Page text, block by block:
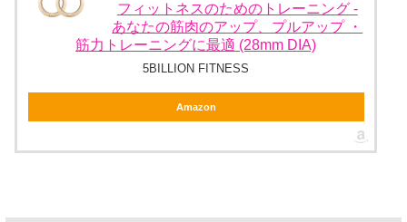
フィットネスのためのトレーニング -
あなたの筋肉のアップ、プルアップ ・
筋力トレーニングに最適 (28mm DIA)
5BILLION FITNESS
Amazon